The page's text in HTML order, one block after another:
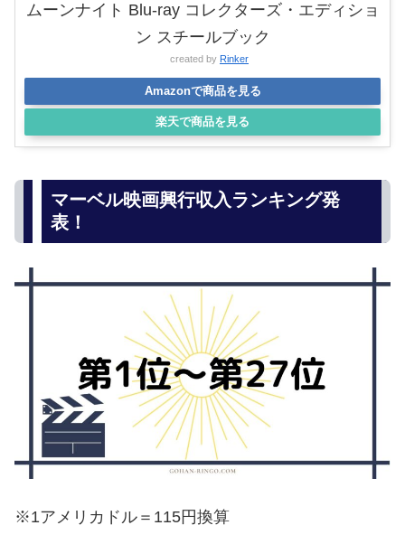
ムーンナイト Blu-ray コレクターズ・エディショ
ン スチールブック
created by Rinker
Amazonで商品を見る
楽天で商品を見る
マーベル映画興行収入ランキング発
表！
※1アメリカドル＝115円換算